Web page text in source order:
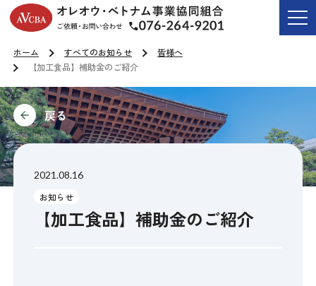
オレオウ・ベトナ
ご依頼・お問い
ホーム すべてのお知らせ 皆様へ
【加工食品】補助金のご紹介
2021.08.16
お知らせ
【加工食品】補助金のご紹介